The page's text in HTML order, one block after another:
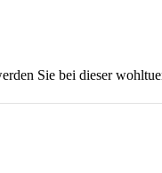
Sie bei dieser